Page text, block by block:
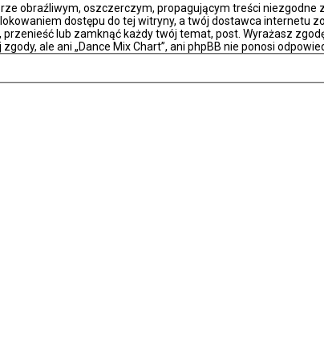
obraźliwym, oszczerczym, propagującym treści
dostępu do tej witryny, a twój dostawca internetu
przenieść lub zamknąć każdy twój temat, post. Wyrażasz
ale ani „Dance Mix Chart”, ani phpBB nie ponosi